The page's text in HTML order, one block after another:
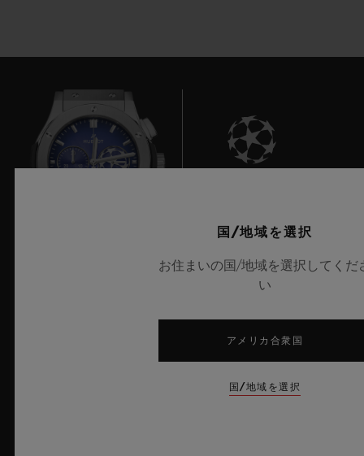
UEFAチャンピオンズリーグ公式タイムキーパー
国/地域を選択
お住まいの国/地域を選択してくだ
い
アメリカ合衆国
国/地域を選択